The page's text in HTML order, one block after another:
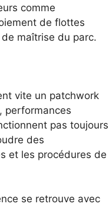
comme
de flottes
maîtrise du parc.
vite un patchwork
performances
pas toujours
des
et les procédures de
se retrouve avec